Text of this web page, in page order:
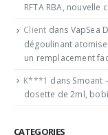
RFTA RBA, nouvelle
Client dans VapSea
dégoulinant
un remplacement
K***1 dans Smoant
dosette de 2ml,
CATEGORIES